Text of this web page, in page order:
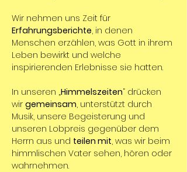
Wir nehmen uns Zeit für
Erfahrungsberichte, in denen
Menschen erzählen, was Gott in ihrem
Leben bewirkt und welche
inspirierenden Erlebnisse sie hatten.
In unseren „Himmelszeiten“ drücken
wir gemeinsam, unterstützt durch
Musik, unsere Begeisterung und
unseren Lobpreis gegenüber dem
Herrn aus und teilen mit, was wir beim
himmlischen Vater sehen, hören oder
wahrnehmen.